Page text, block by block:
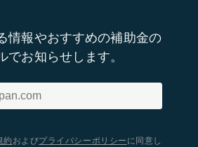
情報やおすすめの補助金の
でお知らせします。
約 およびプライバシーポリシー に同意し